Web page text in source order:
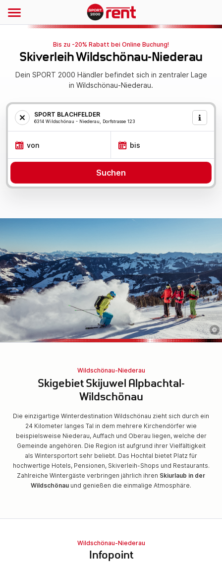
©
Bis zu -20% Rabatt bei Online Buchung!
Skiverleih Wildschönau-Niederau
Dein SPORT 2000 Händler befindet sich in zentraler Lage
in Wildschönau-Niederau.
SPORT BLACHFELDER
6314 Wildschönau - Niederau, Dorfstrasse 123
von bis
Wildschönau-Niederau
Skigebiet Skijuwel Alpbachtal-
Wildschönau
Die einzigartige Winterdestination Wildschönau zieht sich durch ein
24 Kilometer langes Tal in dem mehrere Kirchendörfer wie
beispielsweise Niederau, Auffach und Oberau liegen, welche der
Gemeinde angehören. Die Region ist aufgrund ihrer Vielfältigkeit
als Wintersportort sehr beliebt. Das Hochtal bietet Platz für
hochwertige Hotels, Pensionen, Skiverleih-Shops und Restaurants.
Zahlreiche Wintergäste verbringen jährlich ihren Skiurlaub in der
Wildschönau und genießen die einmalige Atmosphäre.
Wildschönau-Niederau
Infopoint